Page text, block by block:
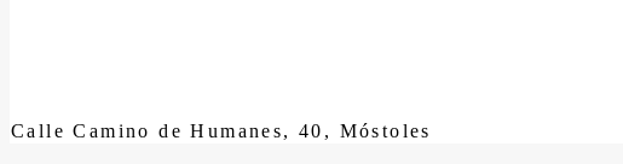
Calle Camino de Humanes, 40, Móstoles